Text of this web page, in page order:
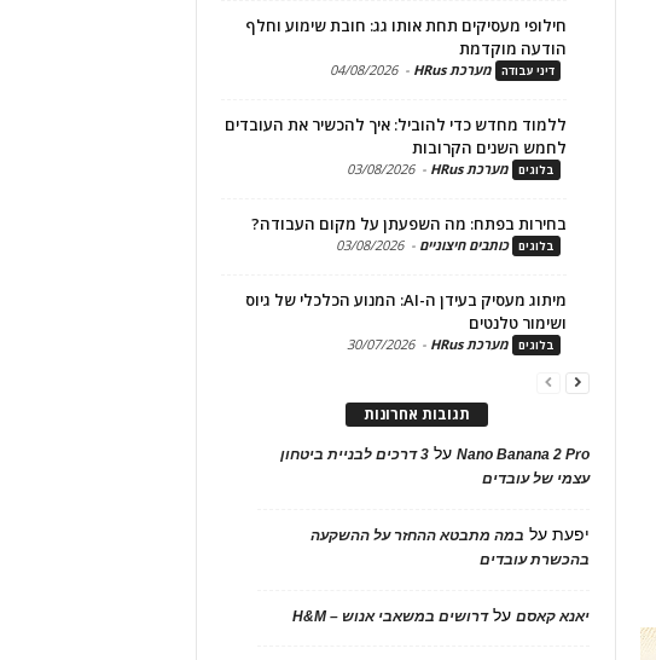
חילופי מעסיקים תחת אותו גג: חובת שימוע וחלף
הודעה מוקדמת
דיני עבודה מערכת HRus -
04/08/2026
ללמוד מחדש כדי להוביל: איך להכשיר את העובדים
לחמש השנים הקרובות
בלוגים מערכת HRus -
03/08/2026
בחירות בפתח: מה השפעתן על מקום העבודה?
בלוגים כותבים חיצוניים -
03/08/2026
מיתוג מעסיק בעידן ה-AI: המנוע הכלכלי של גיוס
ושימור טלנטים
בלוגים מערכת HRus -
30/07/2026
תגובות אחרונות
Nano Banana 2 Proעל 3 דרכים לבניית ביטחון
עצמי של עובדים
יפעתעל במה מתבטא ההחזר על ההשקעה
בהכשרת עובדים
יאנא קאסםעלדרושים במשאבי אנוש – H&M